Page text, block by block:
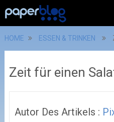
HOME ESSEN & TRINKEN
Zeit für einen
Autor Des Artikels :